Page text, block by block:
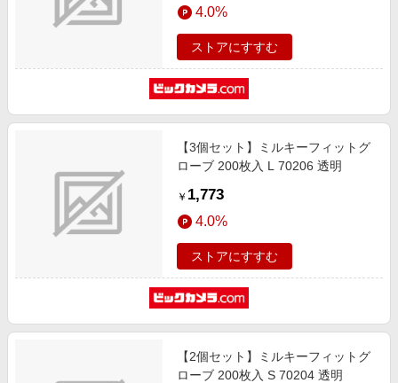
4.0%
ストアにすすむ
【3個セット】ミルキーフィットグ
ローブ 200枚入 L 70206 透明
￥ 1,773
4.0%
ストアにすすむ
【2個セット】ミルキーフィットグ
ローブ 200枚入 S 70204 透明